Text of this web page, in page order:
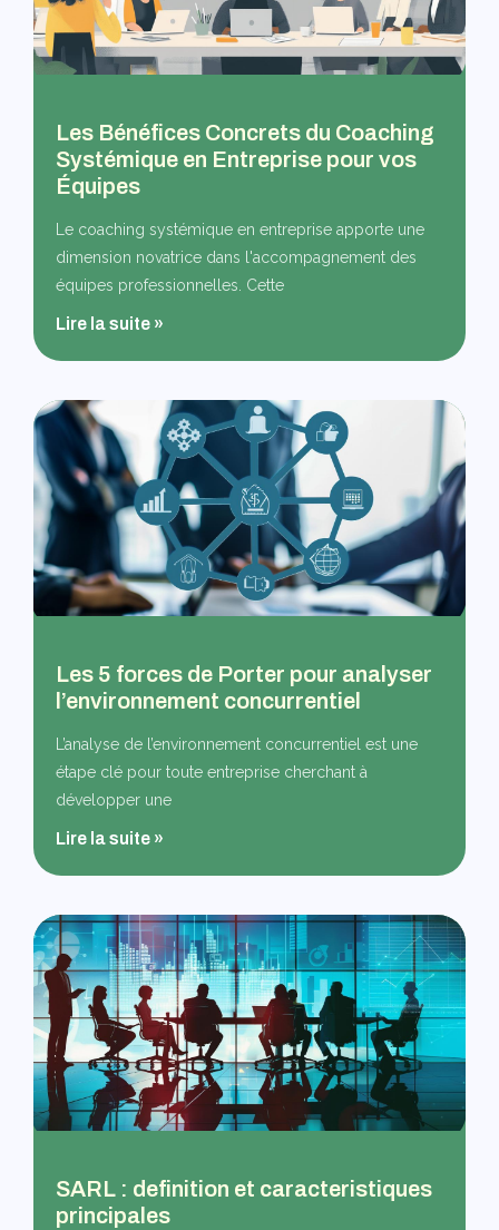
Les Bénéfices Concrets du Coaching
Systémique en Entreprise pour vos
Équipes
Le coaching systémique en entreprise apporte une
dimension novatrice dans l'accompagnement des
équipes professionnelles. Cette
Lire la suite »
Les 5 forces de Porter pour analyser
l’environnement concurrentiel
L’analyse de l’environnement concurrentiel est une
étape clé pour toute entreprise cherchant à
développer une
Lire la suite »
SARL : definition et caracteristiques
principales